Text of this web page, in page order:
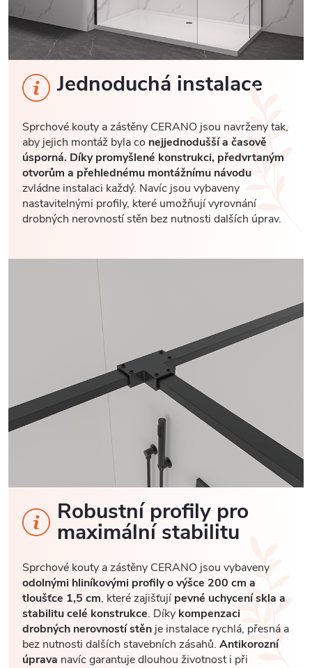
Jednoduchá instalace
Sprchové kouty a zástěny CERANO jsou navrženy tak,
aby jejich montáž byla co nejjednodušší a časově
úsporná. Díky promyšlené konstrukci, předvrtaným
otvorům a přehlednému montážnímu návodu
zvládne instalaci každý. Navíc jsou vybaveny
nastavitelnými profily, které umožňují vyrovnání
drobných nerovností stěn bez nutnosti dalších úprav.
Robustní profily pro
maximální stabilitu
Sprchové kouty a zástěny CERANO jsou vybaveny
odolnými hliníkovými profily o výšce 200 cm a
tloušťce 1,5 cm, které zajišťujípevné uchycení skla a
stabilitu celé konstrukce. Díky kompenzaci
drobných nerovností stěnje instalace rychlá, přesná a
bez nutnosti dalších stavebních zásahů. Antikorozní
úprava navíc garantuje dlouhou životnost i při